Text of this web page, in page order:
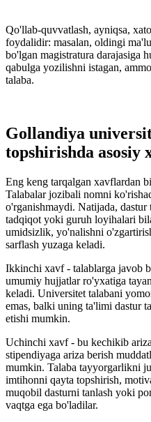
Qo'llab-quvvatlash, ayniqsa,
foydalidir: masalan, oldingi
bo'lgan magistratura darajasiga
qabulga yozilishni istagan,
talaba.
Gollandiya
topshirishda asosiy
Eng keng tarqalgan xavflardan
Talabalar jozibali nomni
o'rganishmaydi. Natijada,
tadqiqot yoki guruh loyihalari
umidsizlik, yo'nalishni
sarflash yuzaga keladi.
Ikkinchi xavf - talablarga javob
umumiy hujjatlar ro'yxatiga
keladi. Universitet talabani
emas, balki uning ta'limi dastur
etishi mumkin.
Uchinchi xavf - bu kechikib
stipendiyaga ariza berish
mumkin. Talaba tayyorgarlikni
imtihonni qayta topshirish,
muqobil dasturni tanlash yoki
vaqtga ega bo'ladilar.